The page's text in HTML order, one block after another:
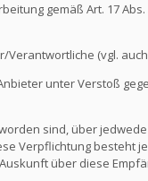
gemäß Art. 17
(vgl. auch
unter Verstoß
sind, über
Verpflichtung besteht
über diese